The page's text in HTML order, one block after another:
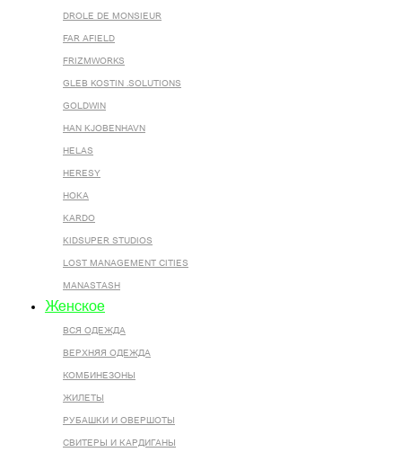
DROLE DE MONSIEUR
FAR AFIELD
FRIZMWORKS
GLEB KOSTIN .SOLUTIONS
GOLDWIN
HAN KJOBENHAVN
HELAS
HERESY
HOKA
KARDO
KIDSUPER STUDIOS
LOST MANAGEMENT CITIES
MANASTASH
Женское
ВСЯ ОДЕЖДА
ВЕРХНЯЯ ОДЕЖДА
КОМБИНЕЗОНЫ
ЖИЛЕТЫ
РУБАШКИ И ОВЕРШОТЫ
СВИТЕРЫ И КАРДИГАНЫ